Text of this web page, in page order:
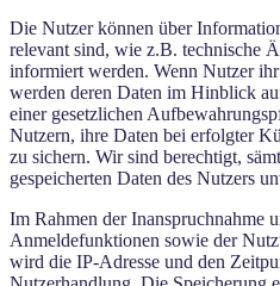
Die Nutzer können über
relevant sind, wie z.B. technische
informiert werden. Wenn Nutzer
werden deren Daten im Hinblick
einer gesetzlichen
Nutzern, ihre Daten bei erfolgter
zu sichern. Wir sind berechtigt,
gespeicherten Daten des Nutzers
Im Rahmen der Inanspruchnahme
Anmeldefunktionen sowie der
wird die IP-Adresse und den